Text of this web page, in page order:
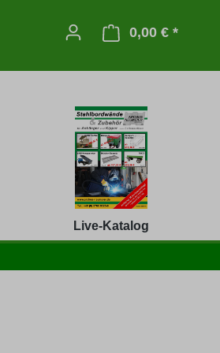
0,00 € *
Live-Katalog